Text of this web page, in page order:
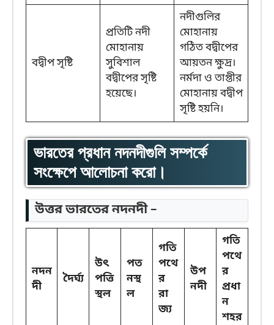
বদ্বীপ সৃষ্টি
প্রতিটি নদী
মোহানায়
সুবিশাল
বদ্বীপের সৃষ্টি
হয়েছে।
নদীগুলির
মোহানায়
গঠিত বদ্বীপের
আয়তন ক্ষুদ্র।
নর্মদা ও তাপ্তীর
মোহানায় বদ্বীপ
সৃষ্টি হয়নি।
ভারতের প্রধান নদনদীগুলি সম্পর্কে
সংক্ষেপে আলোচনা করো।
উত্তর ভারতের নদনদী –
নদন
দী
দৈর্ঘ্য
উৎ
পত্তি
স্থল
পত
নস্থ
ল
গতি
পথে
র
রা
জ্য
উপ
নদী
গতি
পথে
র
প্রধা
ন
শহর